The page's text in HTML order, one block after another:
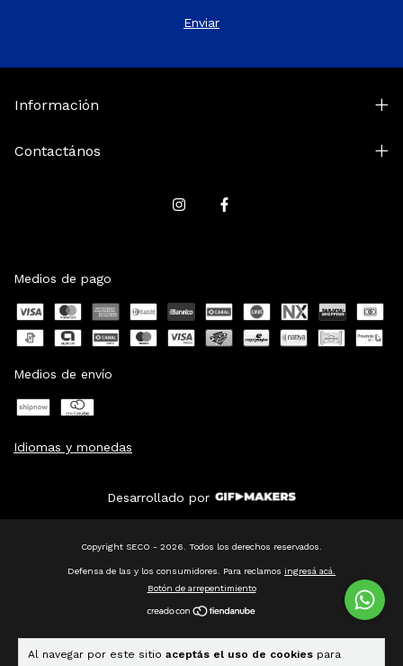
Al navegar por este sitio aceptás el uso de cookies para
Información
Contactános
Medios de pago
Medios de envío
Idiomas y monedas
Desarrollado por
Copyright SECO - 2026. Todos los derechos reservados.
Defensa de las y los consumidores. Para reclamos ingresá acá.
Botón de arrepentimiento